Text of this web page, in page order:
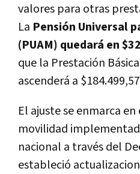
valores para otras
La Pensión Universal
(PUAM) quedará en
que la Prestación
ascenderá a
El ajuste se enmarca
movilidad
nacional a través del
estableció